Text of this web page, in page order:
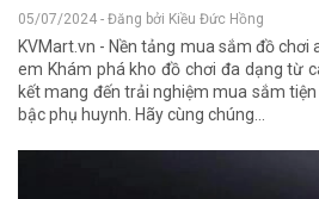
05/07/2024 - Đăng bởi Kiều Đức Hồng
KVMart.vn - Nền tảng mua sắm đồ
em Khám phá kho đồ chơi đa dạng từ
kết mang đến trải nghiệm mua sắm
bậc phụ huynh. Hãy cùng chúng...